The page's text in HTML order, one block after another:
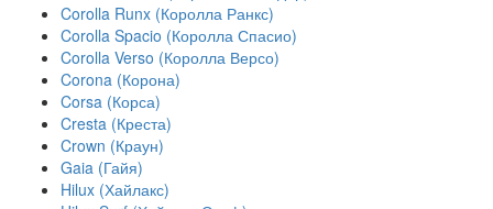
Corolla Runx (Королла Ранкс)
Corolla Spacio (Королла Спасио)
Corolla Verso (Королла Версо)
Corona (Корона)
Corsa (Корса)
Cresta (Креста)
Crown (Краун)
Gaia (Гайя)
Hilux (Хайлакс)